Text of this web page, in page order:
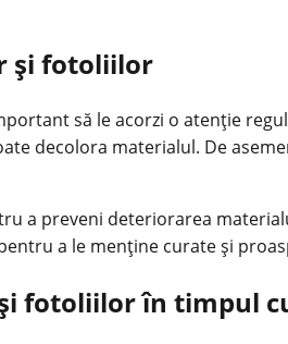
și fotoliilor
să le acorzi o atenție
decolora materialul. De
a preveni deteriorarea
a le menține curate și
fotoliilor în timpul